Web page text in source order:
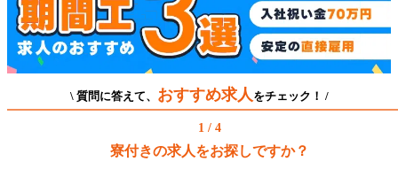
\ 質問に答えて、 おすすめ求人 をチェック！ /
1 / 4
寮付きの求人をお探しですか？